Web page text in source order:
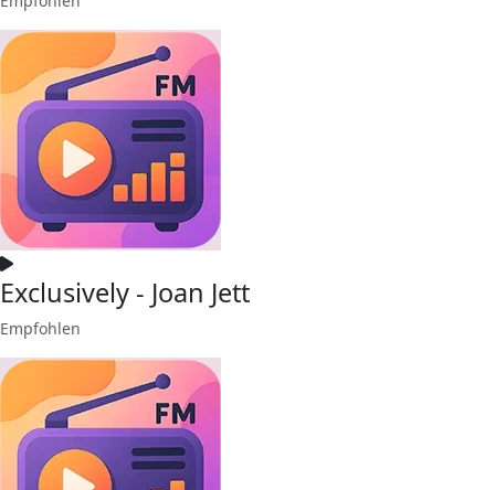
Exclusively - Joan Jett
Empfohlen